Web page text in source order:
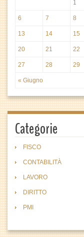
« Giugno
1
6 7 8
13 14 15
20 21 22
27 28 29
Categorie
FISCO
CONTABILITÀ
LAVORO
DIRITTO
PMI